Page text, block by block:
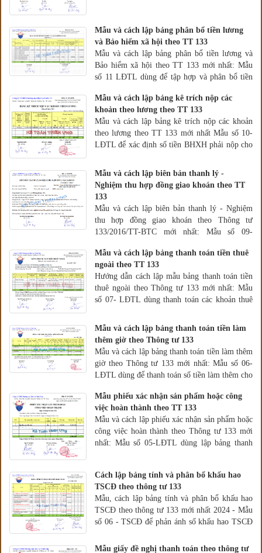
Mẫu và cách lập bảng phân bổ tiền lương
và Bảo hiểm xã hội theo TT 133
Mẫu và cách lập bảng phân bổ tiền lương và
Bảo hiểm xã hội theo TT 133 mới nhất: Mẫu
số 11­ LĐTL dùng để tập hợp và phân bổ tiền
Mẫu và cách lập bảng kê trích nộp các
khoản theo lương theo TT 133
Mẫu và cách lập bảng kê trích nộp các khoản
theo lương theo TT 133 mới nhất Mẫu số 10­
LĐTL để xác định số tiền BHXH phải nộp cho
Mẫu và cách lập biên bản thanh lý -
Nghiệm thu hợp đồng giao khoán theo TT
133
Mẫu và cách lập biên bản thanh lý - Nghiệm
thu hợp đồng giao khoán theo Thông tư
133/2016/TT-BTC mới nhất: Mẫu số 09-
Mẫu và cách lập bảng thanh toán tiền thuê
ngoài theo TT 133
Hướng dẫn cách lập mẫu bảng thanh toán tiền
thuê ngoài theo Thông tư 133 mới nhất: Mẫu
số 07- LĐTL dùng thanh toán các khoản thuê
Mẫu và cách lập bảng thanh toán tiền làm
thêm giờ theo Thông tư 133
Mẫu và cách lập bảng thanh toán tiền làm thêm
giờ theo Thông tư 133 mới nhất: Mẫu số 06-
LĐTL dùng để thanh toán số tiền làm thêm cho
Mẫu phiếu xác nhận sản phẩm hoặc công
việc hoàn thành theo TT 133
Mẫu và cách lập phiếu xác nhận sản phẩm hoặc
công việc hoàn thành theo Thông tư 133 mới
nhất: Mẫu số 05-LĐTL dùng lập bảng thanh
Cách lập bảng tính và phân bổ khấu hao
TSCĐ theo thông tư 133
Mẫu, cách lập bảng tính và phân bổ khấu hao
TSCĐ theo thông tư 133 mới nhất 2024 - Mẫu
số 06 - TSCĐ để phản ánh số khấu hao TSCĐ
Mẫu giấy đề nghị thanh toán theo thông tư